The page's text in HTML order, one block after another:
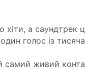
хіти, а саундтрек
голос із
самий живий